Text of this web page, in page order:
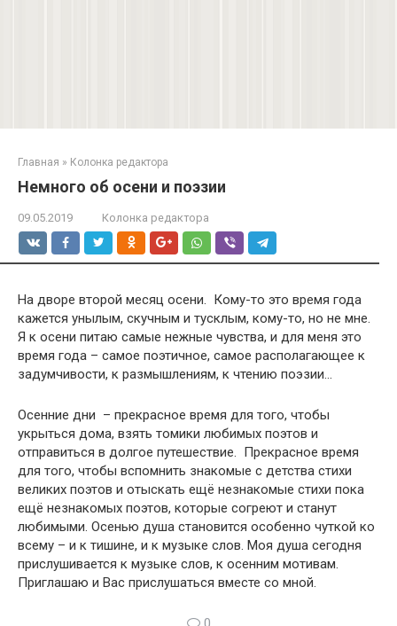
Главная » Колонка редактора
Немного об осени и поэзии
09.05.2019 Колонка редактора
На дворе второй месяц осени. Кому-то это время года
кажется унылым, скучным и тусклым, кому-то, но не мне.
Я к осени питаю самые нежные чувства, и для меня это
время года – самое поэтичное, самое располагающее к
задумчивости, к размышлениям, к чтению поэзии…
Осенние дни – прекрасное время для того, чтобы
укрыться дома, взять томики любимых поэтов и
отправиться в долгое путешествие. Прекрасное время
для того, чтобы вспомнить знакомые с детства стихи
великих поэтов и отыскать ещё незнакомые стихи пока
ещё незнакомых поэтов, которые согреют и станут
любимыми. Осенью душа становится особенно чуткой ко
всему – и к тишине, и к музыке слов. Моя душа сегодня
прислушивается к музыке слов, к осенним мотивам.
Приглашаю и Вас прислушаться вместе со мной.